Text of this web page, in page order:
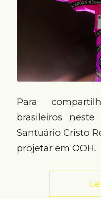
Para
brasileiros
Santuário Cristo
projetar em OOH.